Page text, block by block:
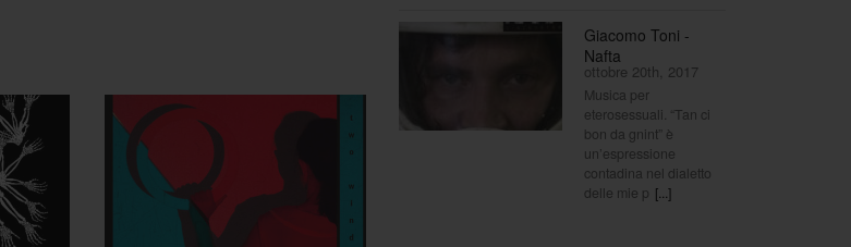
Giacomo Toni -
Nafta
ottobre 20th, 2017
Musica per
eterosessuali. “Tan ci
bon da gnint” è
un’espressione
contadina nel dialetto
delle mie p [...]